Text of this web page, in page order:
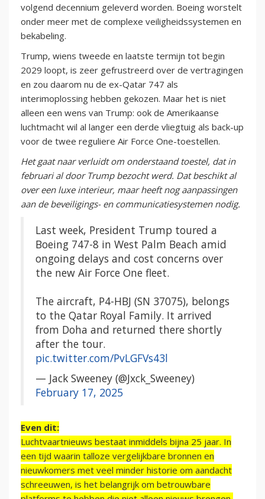
volgend decennium geleverd worden. Boeing worstelt
onder meer met de complexe veiligheidssystemen en
bekabeling.
Trump, wiens tweede en laatste termijn tot begin
2029 loopt, is zeer gefrustreerd over de vertragingen
en zou daarom nu de ex-Qatar 747 als
interimoplossing hebben gekozen. Maar het is niet
alleen een wens van Trump: ook de Amerikaanse
luchtmacht wil al langer een derde vliegtuig als back-up
voor de twee reguliere Air Force One-toestellen.
Het gaat naar verluidt om onderstaand toestel, dat in
februari al door Trump bezocht werd. Dat beschikt al
over een luxe interieur, maar heeft nog aanpassingen
aan de beveiligings- en communicatiesystemen nodig.
Last week, President Trump toured a
Boeing 747-8 in West Palm Beach amid
ongoing delays and cost concerns over
the new Air Force One fleet.
The aircraft, P4-HBJ (SN 37075), belongs
to the Qatar Royal Family. It arrived
from Doha and returned there shortly
after the tour.
pic.twitter.com/PvLGFVs43l
— Jack Sweeney (@Jxck_Sweeney)
February 17, 2025
Even dit:
Luchtvaartnieuws bestaat inmiddels bijna 25 jaar. In
een tijd waarin talloze vergelijkbare bronnen en
nieuwkomers met veel minder historie om aandacht
schreeuwen, is het belangrijk om betrouwbare